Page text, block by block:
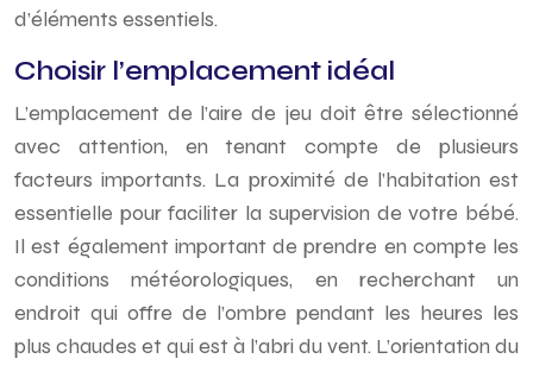
d’éléments essentiels.
Choisir l’emplacement idéal
L’emplacement de l’aire de jeu doit être sélectionné
avec attention, en tenant compte de plusieurs
facteurs importants. La proximité de l’habitation est
essentielle pour faciliter la supervision de votre bébé.
Il est également important de prendre en compte les
conditions météorologiques, en recherchant un
endroit qui offre de l’ombre pendant les heures les
plus chaudes et qui est à l’abri du vent. L’orientation du